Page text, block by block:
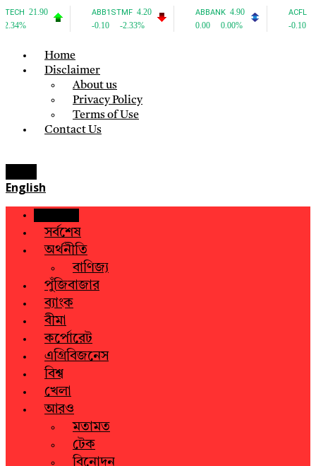
Home
Disclaimer
About us
Privacy Policy
Terms of Use
Contact Us
English
সর্বশেষ
অর্থনীতি
বাণিজ্য
পুঁজিবাজার
ব্যাংক
বীমা
কর্পোরেট
এগ্রিবিজনেস
বিশ্ব
খেলা
আরও
মতামত
টেক
বিনোদন